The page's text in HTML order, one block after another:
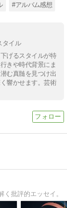
#アルバム感想
タイル
げるスタイルが特
きや時代背景にま
む真髄を見つけ出
響かせます。芸術
批評的エッセイ。